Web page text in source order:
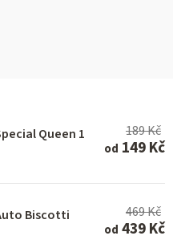
Queen 1
189 Kč
od 149 Kč
Biscotti
469 Kč
od 439 Kč